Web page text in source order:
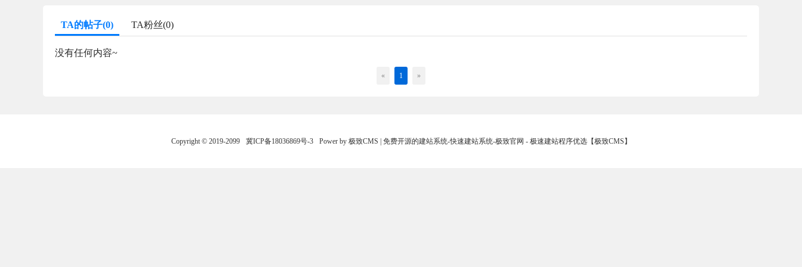
TA的帖子(0) TA粉丝(0)
没有任何内容~
« 1 »
Copyright © 2019-2099 冀ICP备18036869号-3 Power by 极致CMS | 免费开源的建站系统-快速建站系统-极致官网 - 极速建站程序优选【极致CMS】